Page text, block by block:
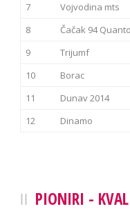
7
Vojvodina mts
8
Čačak 94
9
Trijumf
10
Borac
11
Dunav 2014
12
Dinamo
PIONIRI -